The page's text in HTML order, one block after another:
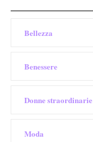
Bellezza
Benessere
Donne straordinarie
Moda